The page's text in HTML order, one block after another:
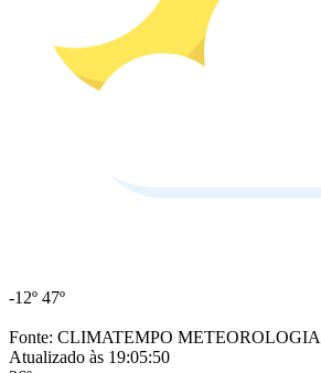
-12º 47º
Fonte: CLIMATEMPO METEOROLOGIA
Atualizado às 19:05:50